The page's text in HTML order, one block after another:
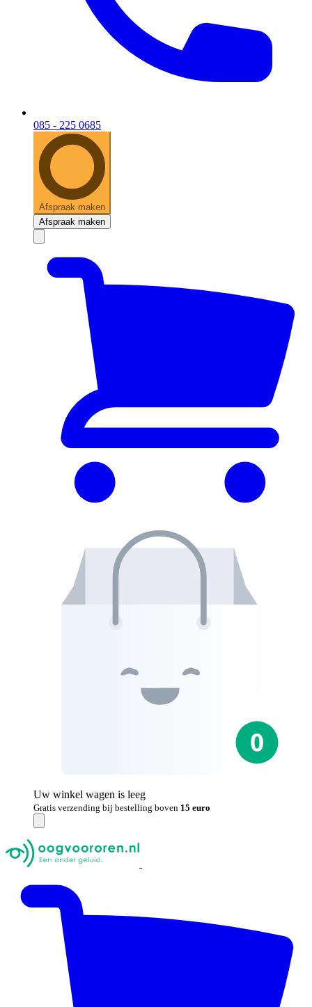
085 - 225 0685
Afspraak maken
Afspraak maken
Uw winkel wagen is leeg
Gratis verzending bij bestelling boven 15 euro